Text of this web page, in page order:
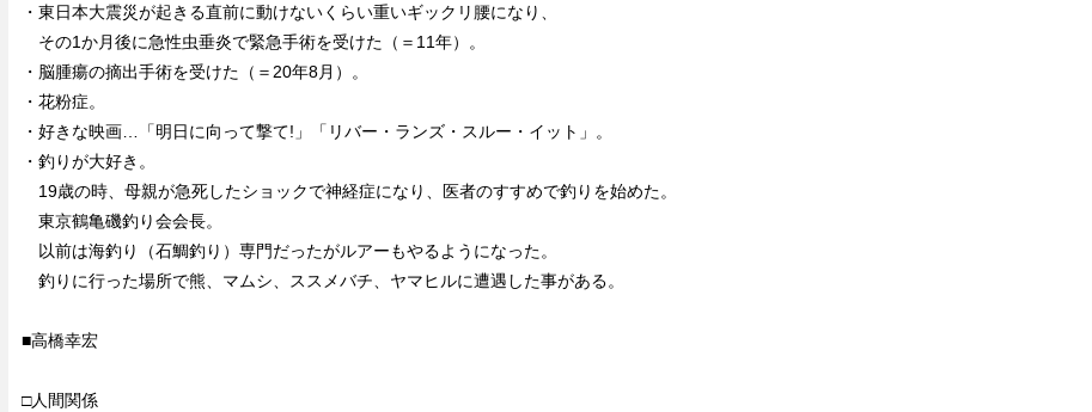
・東日本大震災が起きる直前に動けないくらい重いギックリ腰になり、
その1か月後に急性虫垂炎で緊急手術を受けた（＝11年）。
・脳腫瘍の摘出手術を受けた（＝20年8月）。
・花粉症。
・好きな映画…「明日に向って撃て!」「リバー・ランズ・スルー・イット」。
・釣りが大好き。
19歳の時、母親が急死したショックで神経症になり、医者のすすめで釣りを始めた。
東京鶴亀磯釣り会会長。
以前は海釣り（石鯛釣り）専門だったがルアーもやるようになった。
釣りに行った場所で熊、マムシ、ススメバチ、ヤマヒルに遭遇した事がある。
■高橋幸宏
□人間関係